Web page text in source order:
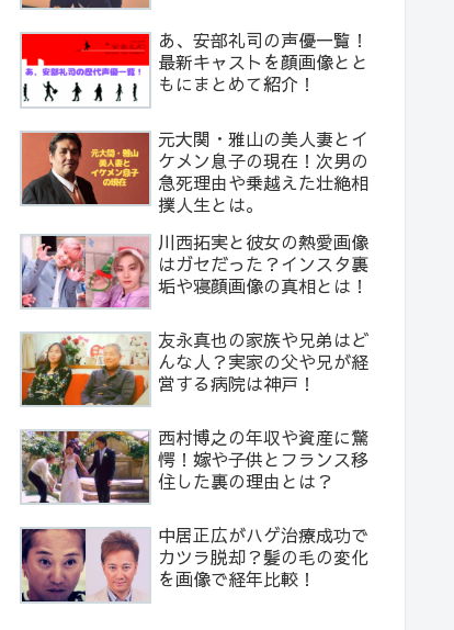
あ、安部礼司の声優一覧！
最新キャストを顔画像とと
もにまとめて紹介！
元大関・雅山の美人妻とイ
ケメン息子の現在！次男の
急死理由や乗越えた壮絶相
撲人生とは。
川西拓実と彼女の熱愛画像
はガセだった？インスタ裏
垢や寝顔画像の真相とは！
友永真也の家族や兄弟はど
んな人？実家の父や兄が経
営する病院は神戸！
西村博之の年収や資産に驚
愕！嫁や子供とフランス移
住した裏の理由とは？
中居正広がハゲ治療成功で
カツラ脱却？髪の毛の変化
を画像で経年比較！